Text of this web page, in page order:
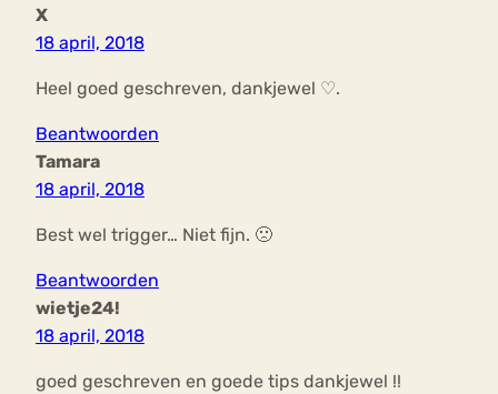
X
18 april, 2018
Heel goed geschreven, dankjewel ♡.
Beantwoorden
Tamara
18 april, 2018
Best wel trigger… Niet fijn. 🙁
Beantwoorden
wietje24!
18 april, 2018
goed geschreven en goede tips dankjewel !!